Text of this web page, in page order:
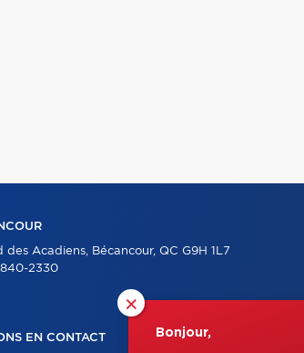
×
Bonjour,
EN CONTACT
des Acadiens, Bécancour, QC G9H 1L7
840-2330